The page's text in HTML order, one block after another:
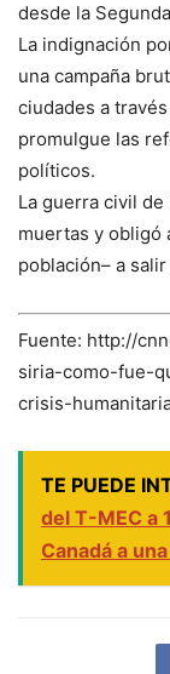
desde la
La indignación
una campaña
ciudades a
promulgue las
políticos.
La guerra civil
muertas y obligó
población– a
Fuente: http://
siria-como-fue-
crisis-
TE PUEDE
del T-MEC a
Canadá a